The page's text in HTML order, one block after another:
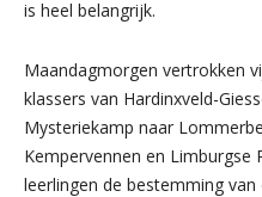
is heel belangrijk.
Maandagmorgen vertrokken
klassers van Hardinxveld-
Mysteriekamp naar
Kempervennen en Limburgse
leerlingen de bestemming